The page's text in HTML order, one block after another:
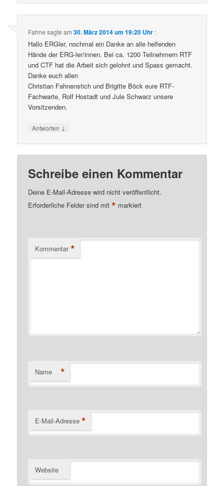
Fahne sagte am30. März 2014 um 19:20 Uhr :
Hallo ERGler, nochmal ein Danke an alle helfenden
Hände der ERG-ler/innen. Bei ca. 1200 Teilnehmern RTF
und CTF hat die Arbeit sich gelohnt und Spass gemacht.
Danke euch allen
Christian Fahnenstich und Brigitte Böck eure RTF-
Fachwarte, Rolf Hostadt und Jule Schwarz unsere
Vorsitzenden.
Antworten ↓
Schreibe einen Kommentar
Deine E-Mail-Adresse wird nicht veröffentlicht.
Erforderliche Felder sind mit* markiert
Kommentar *
Name *
E-Mail-Adresse *
Website